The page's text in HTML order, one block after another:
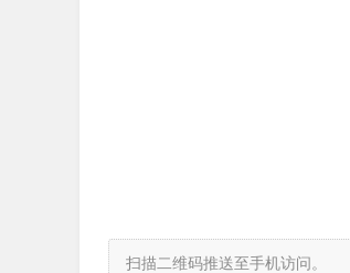
扫描二维码推送至手机访问。